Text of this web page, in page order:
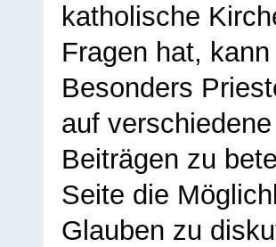
katholische
Fragen hat,
Besonders
auf
Beiträgen zu
Seite die
Glauben zu